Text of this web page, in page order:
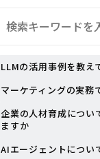
LLMの活用事例を教え
マーケティングの実務
企業の人材育成につい
ますか
AIエージェントについ